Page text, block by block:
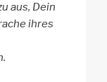
aus, Dein
ihres